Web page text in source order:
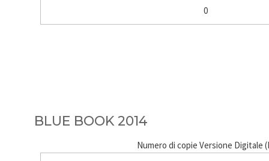
0
BLUE BOOK 2014
Numero di copie Versione Digitale